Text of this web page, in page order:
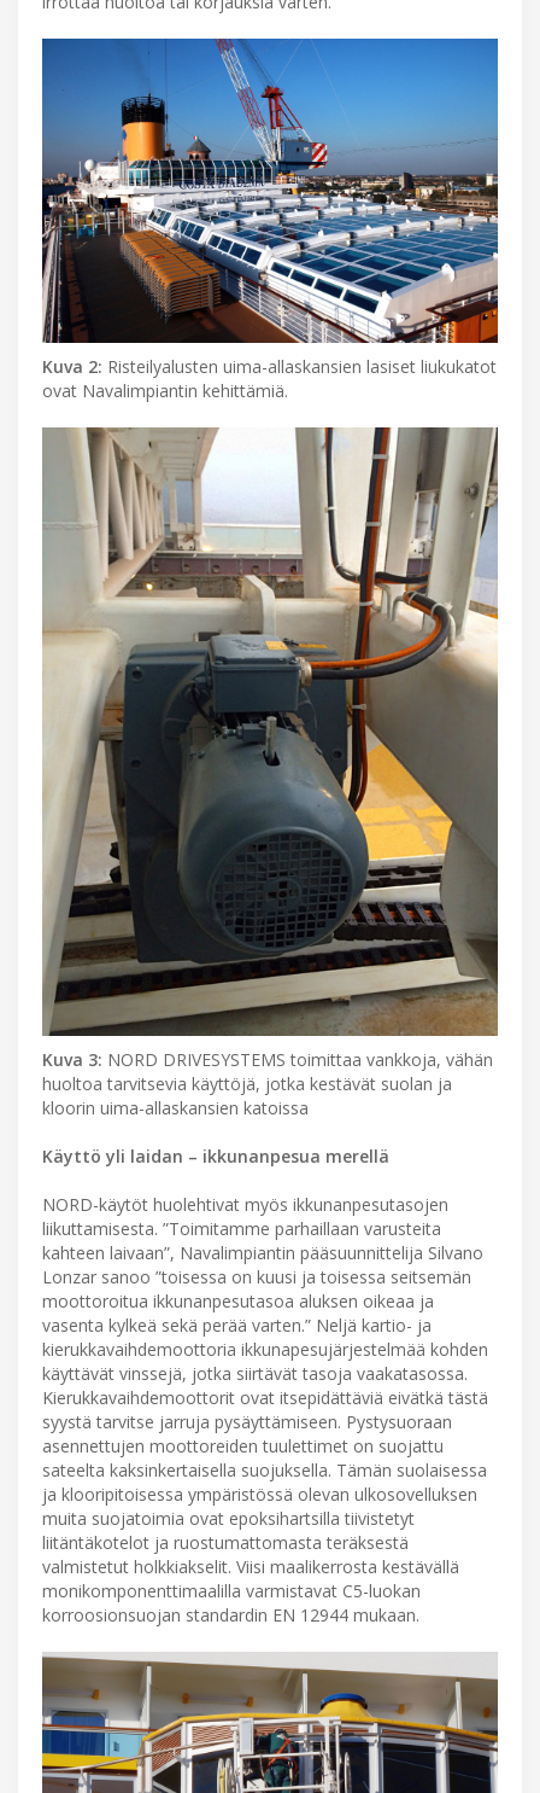
Kuva 2: Risteilyalusten uima-allaskansien lasiset liukukatot
ovat Navalimpiantin kehittämiä.
Kuva 3: NORD DRIVESYSTEMS toimittaa vankkoja, vähän
huoltoa tarvitsevia käyttöjä, jotka kestävät suolan ja
kloorin uima-allaskansien katoissa
Käyttö yli laidan – ikkunanpesua merellä
NORD-käytöt huolehtivat myös ikkunanpesutasojen
liikuttamisesta. ”Toimitamme parhaillaan varusteita
kahteen laivaan”, Navalimpiantin pääsuunnittelija Silvano
Lonzar sanoo ”toisessa on kuusi ja toisessa seitsemän
moottoroitua ikkunanpesutasoa aluksen oikeaa ja
vasenta kylkeä sekä perää varten.” Neljä kartio- ja
kierukkavaihdemoottoria ikkunapesujärjestelmää kohden
käyttävät vinssejä, jotka siirtävät tasoja vaakatasossa.
Kierukkavaihdemoottorit ovat itsepidättäviä eivätkä tästä
syystä tarvitse jarruja pysäyttämiseen. Pystysuoraan
asennettujen moottoreiden tuulettimet on suojattu
sateelta kaksinkertaisella suojuksella. Tämän suolaisessa
ja klooripitoisessa ympäristössä olevan ulkosovelluksen
muita suojatoimia ovat epoksihartsilla tiivistetyt
liitäntäkotelot ja ruostumattomasta teräksestä
valmistetut holkkiakselit. Viisi maalikerrosta kestävällä
monikomponenttimaalilla varmistavat C5-luokan
korroosionsuojan standardin EN 12944 mukaan.